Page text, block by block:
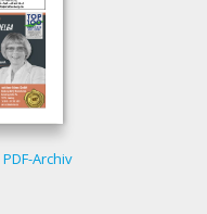
PDF-Archiv